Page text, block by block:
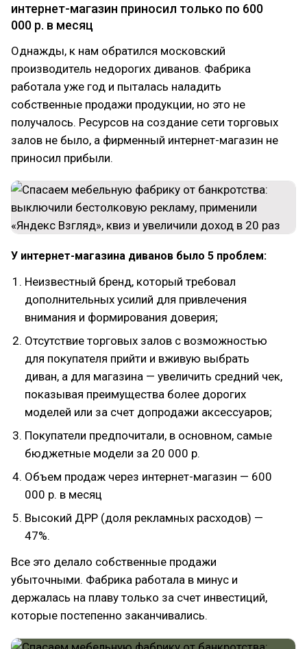
интернет-магазин приносил только по 600
000 р. в месяц
Однажды, к нам обратился московский
производитель недорогих диванов. Фабрика
работала уже год и пыталась наладить
собственные продажи продукции, но это не
получалось. Ресурсов на создание сети торговых
залов не было, а фирменный интернет-магазин не
приносил прибыли.
У интернет-магазина диванов было 5 проблем:
Неизвестный бренд, который требовал
дополнительных усилий для привлечения
внимания и формирования доверия;
Отсутствие торговых залов с возможностью
для покупателя прийти и вживую выбрать
диван, а для магазина — увеличить средний чек,
показывая преимущества более дорогих
моделей или за счет допродажи аксессуаров;
Покупатели предпочитали, в основном, самые
бюджетные модели за 20 000 р.
Объем продаж через интернет-магазин — 600
000 р. в месяц
Высокий ДРР (доля рекламных расходов) —
47%.
Все это делало собственные продажи
убыточными. Фабрика работала в минус и
держалась на плаву только за счет инвестиций,
которые постепенно заканчивались.